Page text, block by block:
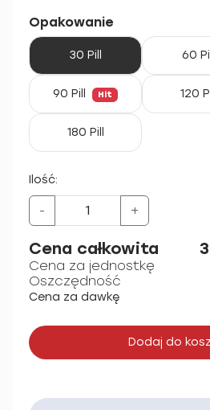
Opakowanie
30 Pill 60 Pill
90 Pill Hit 120
180 Pill
Ilość:
- +
Cena całkowita
Cena za jednostkę
Oszczędność
Cena za dawkę
Dodaj do